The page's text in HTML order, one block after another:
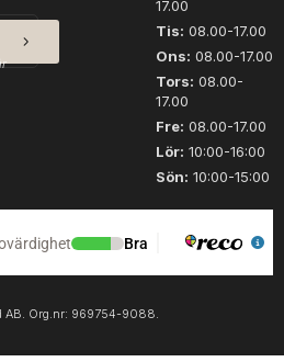
SKICKA
17.00
Tis: 08.00-17.00
Ons: 08.00-17.00
Tors: 08.00-
17.00
Fre: 08.00-17.00
Lör: 10:00-16:00
Sön: 10:00-15:00
AB. Org.nr: 969754-9088.